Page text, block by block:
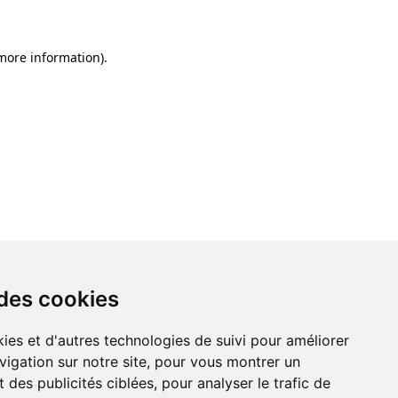
cookies
et d'autres technologies de suivi pour améliorer
sur notre site, pour vous montrer un
des publicités ciblées, pour analyser le trafic de
information).